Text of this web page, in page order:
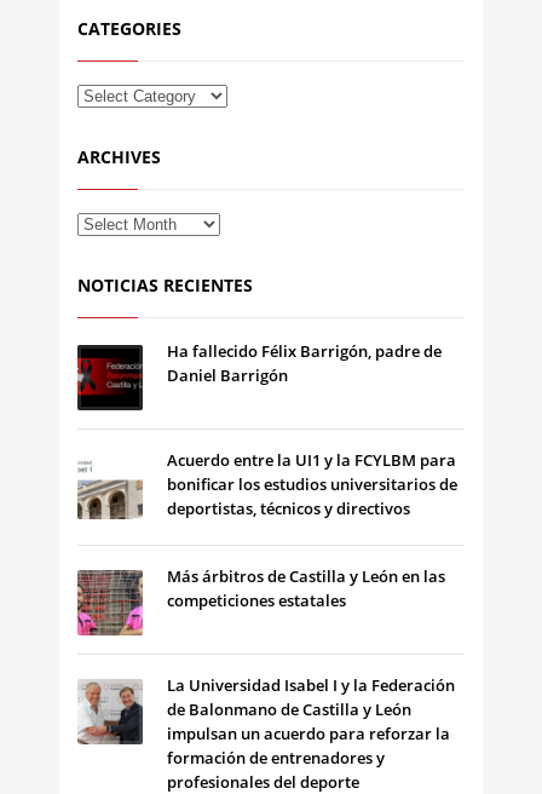
CATEGORIES
ARCHIVES
NOTICIAS RECIENTES
Ha fallecido Félix Barrigón, padre de
Daniel Barrigón
Acuerdo entre la UI1 y la FCYLBM para
bonificar los estudios universitarios de
deportistas, técnicos y directivos
Más árbitros de Castilla y León en las
competiciones estatales
La Universidad Isabel I y la Federación
de Balonmano de Castilla y León
impulsan un acuerdo para reforzar la
formación de entrenadores y
profesionales del deporte